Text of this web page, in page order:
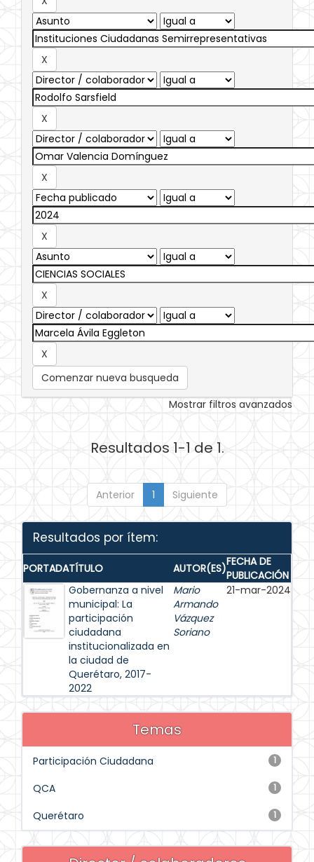
Comenzar nueva busqueda
Mostrar filtros avanzados
Resultados 1-1 de 1.
Anterior 1 Siguiente
Resultados por ítem:
PORTADATÍTULO AUTOR(ES)FECHA DE
PUBLICACIÓN
Gobernanza a nivel
municipal: La
participación
ciudadana
institucionalizada en
la ciudad de
Querétaro, 2017-
2022
Mario
Armando
Vázquez
Soriano
21-mar-2024
Temas
1
Participación Ciudadana
1
QCA
1
Querétaro